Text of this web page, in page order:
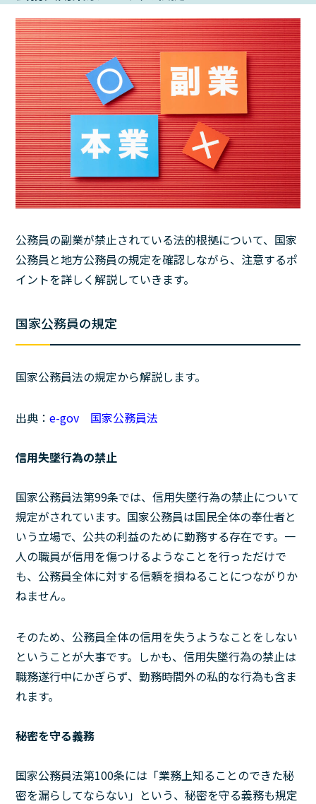
公務員の副業が禁止されている法的根拠について、国家
公務員と地方公務員の規定を確認しながら、注意するポ
イントを詳しく解説していきます。
国家公務員の規定
国家公務員法の規定から解説します。
出典：e-gov 国家公務員法
信用失墜行為の禁止
国家公務員法第99条では、信用失墜行為の禁止について
規定がされています。国家公務員は国民全体の奉仕者と
いう立場で、公共の利益のために勤務する存在です。一
人の職員が信用を傷つけるようなことを行っただけで
も、公務員全体に対する信頼を損ねることにつながりか
ねません。
そのため、公務員全体の信用を失うようなことをしない
ということが大事です。しかも、信用失墜行為の禁止は
職務遂行中にかぎらず、勤務時間外の私的な行為も含ま
れます。
秘密を守る義務
国家公務員法第100条には「業務上知ることのできた秘
密を漏らしてならない」という、秘密を守る義務も規定